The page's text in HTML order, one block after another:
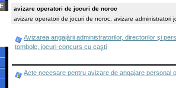
navigare/stanga.php
avizare operatori de jocuri de noroc
avizare operatori de jocuri de noroc, avizare
Avizarea angajării administratorilor, directorilor şi
tombole, jocuri-concurs cu caşti
Acte necesare pentru avizare de angajare personal